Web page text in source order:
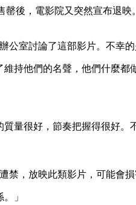
罄後，電影院又突然宣布退映。
公室討論了這部影片。不幸的
持他們的名聲，他們什麼都
量很好，節奏把握得很好
禁，放映此類影片，可能會
」